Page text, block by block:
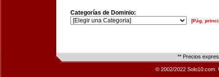
Categorías de Dominio:
[Pág.
** Precios
© 2002/2022 Solo10.com